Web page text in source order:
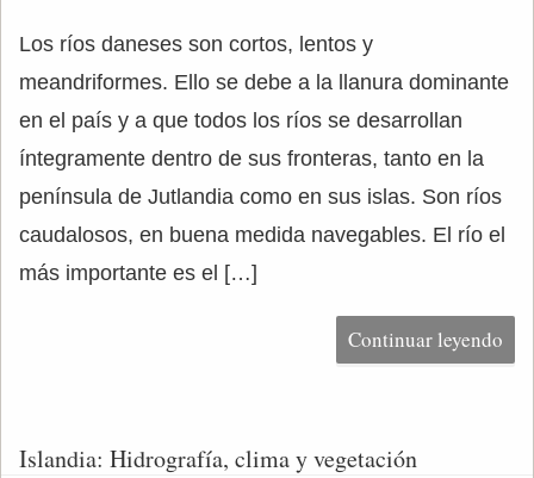
Los ríos daneses son cortos, lentos y
meandriformes. Ello se debe a la llanura dominante
en el país y a que todos los ríos se desarrollan
íntegramente dentro de sus fronteras, tanto en la
península de Jutlandia como en sus islas. Son ríos
caudalosos, en buena medida navegables. El río el
más importante es el […]
Continuar leyendo
Islandia: Hidrografía, clima y vegetación